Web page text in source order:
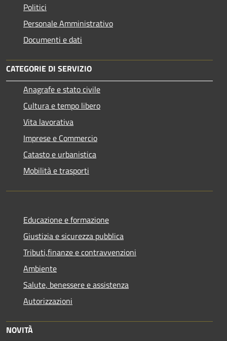
Politici
Personale Amministrativo
Documenti e dati
CATEGORIE DI SERVIZIO
Anagrafe e stato civile
Cultura e tempo libero
Vita lavorativa
Imprese e Commercio
Catasto e urbanistica
Mobilità e trasporti
Educazione e formazione
Giustizia e sicurezza pubblica
Tributi,finanze e contravvenzioni
Ambiente
Salute, benessere e assistenza
Autorizzazioni
NOVITÀ